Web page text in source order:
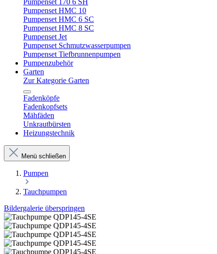
Pumpenset 170 6 SH
Pumpenset HMC 10
Pumpenset HMC 6 SC
Pumpenset HMC 8 SC
Pumpenset Jet
Pumpenset Schmutzwasserpumpen
Pumpenset Tiefbrunnenpumpen
Pumpenzubehör
Garten
Zur Kategorie Garten
Fadenköpfe
Fadenkopfsets
Mähfäden
Unkrautbürsten
Heizungstechnik
Menü schließen
Pumpen
Tauchpumpen
Bildergalerie überspringen